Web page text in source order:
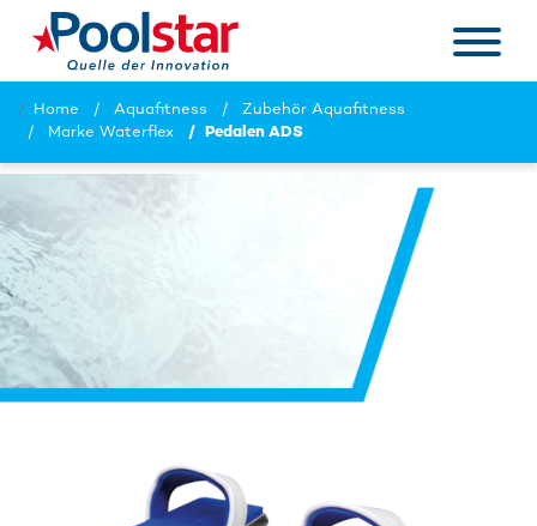
Home Aquafitness
Zubehör Aquafitness
Marke Waterflex
Pedalen ADS